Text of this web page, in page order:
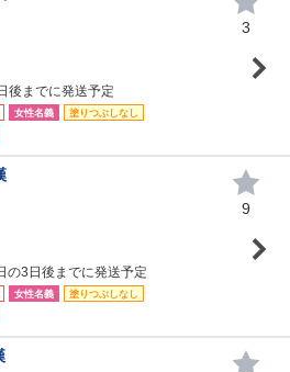
後までに発送予定
女性名義
塗りつぶしなし
3
の3日後までに発送予定
女性名義
塗りつぶしなし
9